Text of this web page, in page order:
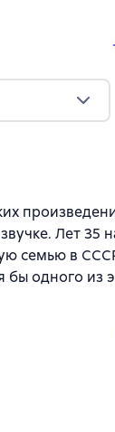
Лет 35
семью в
бы одного из